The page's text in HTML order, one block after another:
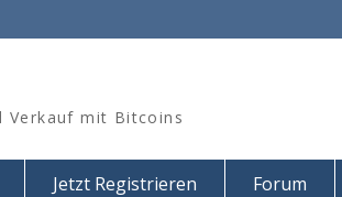
Verkauf mit Bitcoins
Jetzt Registrieren Forum